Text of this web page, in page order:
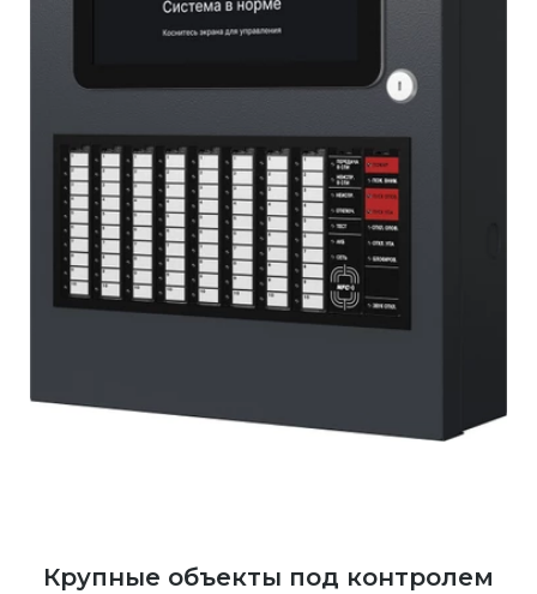
Крупные объекты под контролем